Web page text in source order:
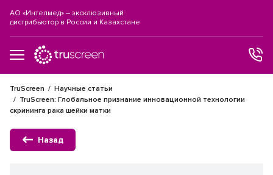
АО «Интелмед» – эксклюзивный
дистрибьютор в России и Казахстане
TruScreen
Научные статьи
TruScreen: Глобальное признание инновационной технологии
скрининга рака шейки матки
Назад